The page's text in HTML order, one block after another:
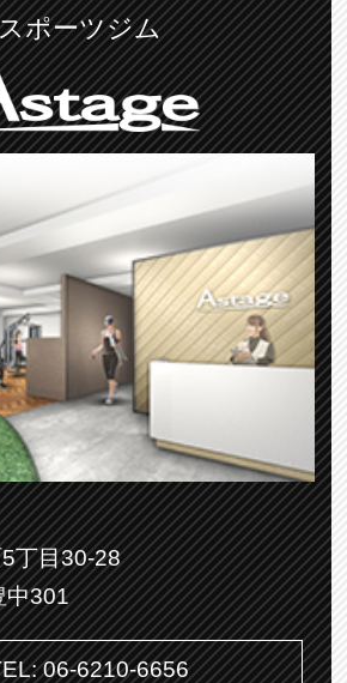
ポーツジム
丁目30-28
中301
06-6210-6656